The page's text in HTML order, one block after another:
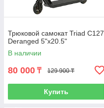
Трюковой самокат Triad C127
Deranged 5"x20.5"
В наличии
80 000 ₸ 129 900 ₸
Купить